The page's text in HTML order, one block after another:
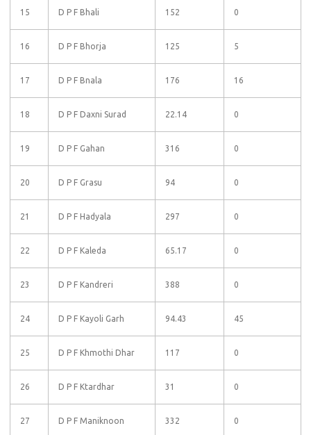
15 D P F Bhali 152 0
16 D P F Bhorja 125 5
17 D P F Bnala 176 16
18 D P F Daxni Surad 22.14 0
19 D P F Gahan 316 0
20 D P F Grasu 94 0
21 D P F Hadyala 297 0
22 D P F Kaleda 65.17 0
23 D P F Kandreri 388 0
24 D P F Kayoli Garh 94.43 45
25 D P F Khmothi Dhar 117 0
26 D P F Ktardhar 31 0
27 D P F Maniknoon 332 0